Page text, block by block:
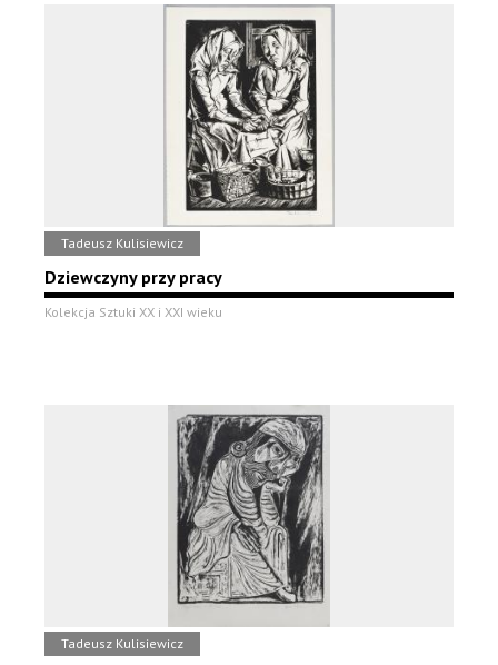
Tadeusz Kulisiewicz
Dziewczyny przy pracy
Kolekcja Sztuki XX i XXI wieku
Tadeusz Kulisiewicz